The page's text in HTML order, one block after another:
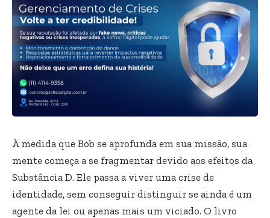
À medida que Bob se aprofunda em sua missão, sua
mente começa a se fragmentar devido aos efeitos da
Substância D. Ele passa a viver uma crise de
identidade, sem conseguir distinguir se ainda é um
agente da lei ou apenas mais um viciado. O livro